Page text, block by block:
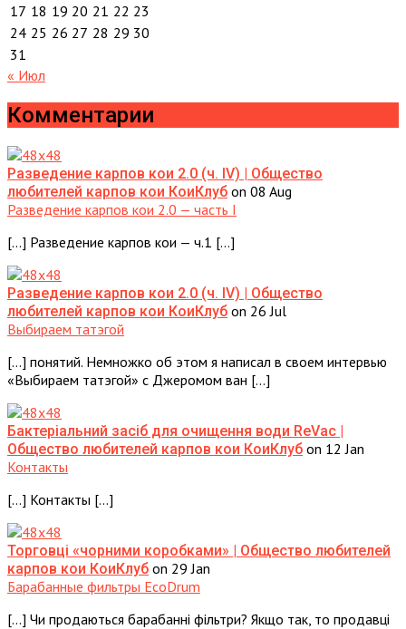
17 18 19 20 21 22 23
24 25 26 27 28 29 30
31
« Июл
Комментарии
Разведение карпов кои 2.0 (ч. IV) | Общество
любителей карпов кои КоиКлуб on 08 Aug
Разведение карпов кои 2.0 — часть I
[…] Разведение карпов кои — ч.1 […]
Разведение карпов кои 2.0 (ч. IV) | Общество
любителей карпов кои КоиКлуб on 26 Jul
Выбираем татэгой
[…] понятий. Немножко об этом я написал в своем интервью
«Выбираем татэгой» с Джеромом ван […]
Бактеріальний засіб для очищення води ReVac |
Общество любителей карпов кои КоиКлуб on 12 Jan
Контакты
[…] Контакты […]
Торговці «чорними коробками» | Общество любителей
карпов кои КоиКлуб on 29 Jan
Барабанные фильтры EcoDrum
[…] Чи продаються барабанні фільтри? Якщо так, то продавці